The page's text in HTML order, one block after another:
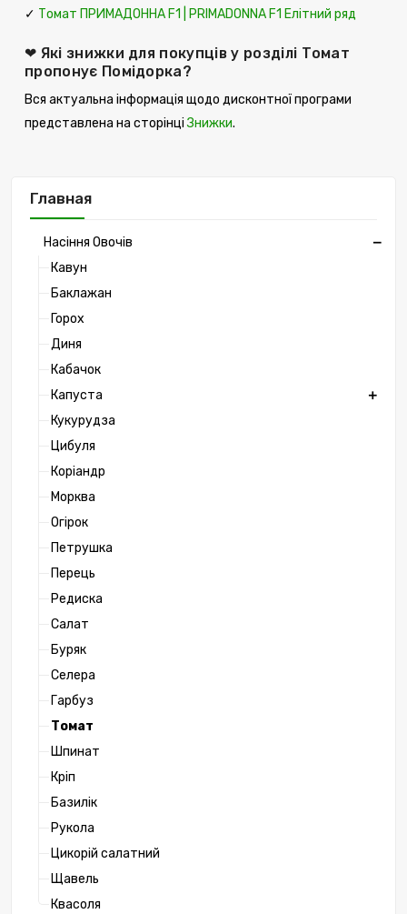
Главная
Насіння Овочів
Кавун
Баклажан
Горох
Диня
Кабачок
Капуста
Кукурудза
Цибуля
Коріандр
Морква
Огірок
Петрушка
Перець
Редиска
Салат
Буряк
Селера
Гарбуз
Томат
Шпинат
Кріп
Базилік
Рукола
Цикорій салатний
Щавель
Квасоля
✓ Томат ПРИМАДОННА F1 | PRIMADONNA F1 Елітний ряд
❤ Які знижки для покупців у розділі Томат
пропонує Помідорка?
Вся актуальна інформація щодо дисконтної програми
представлена ​​на сторінціЗнижки.